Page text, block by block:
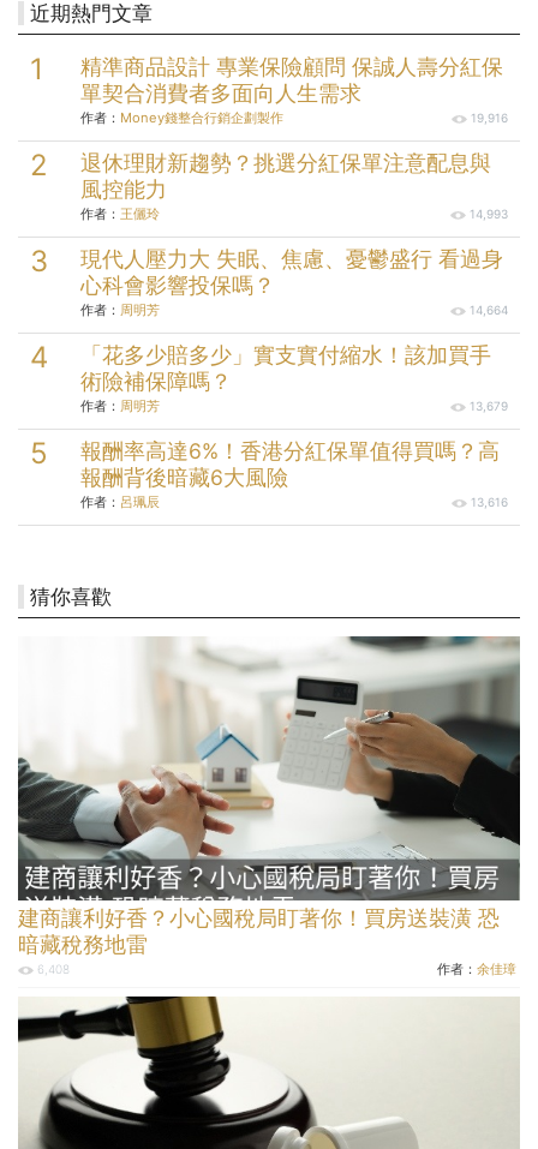
近期熱門文章
精準商品設計 專業保險顧問 保誠人壽分紅保
單契合消費者多面向人生需求
作者： Money錢整合行銷企劃製作 19,916
退休理財新趨勢？挑選分紅保單注意配息與
風控能力
作者： 王儷玲 14,993
現代人壓力大 失眠、焦慮、憂鬱盛行 看過身
心科會影響投保嗎？
作者： 周明芳 14,664
「花多少賠多少」實支實付縮水！該加買手
術險補保障嗎？
作者： 周明芳 13,679
報酬率高達6%！香港分紅保單值得買嗎？高
報酬背後暗藏6大風險
作者： 呂珮辰 13,616
猜你喜歡
建商讓利好香？小心國稅局盯著你！買房送裝潢 恐
暗藏稅務地雷
6,408 作者： 余佳璋